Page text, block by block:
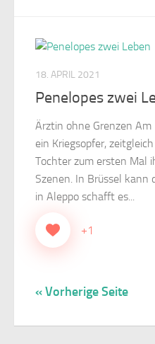
18. APRIL 2021
Penelopes zwei
Ärztin ohne Grenzen
ein Kriegsopfer,
Tochter zum ersten Mal
Szenen. In Brüssel kann
in Aleppo schafft es...
+1
« Vorherige Seite